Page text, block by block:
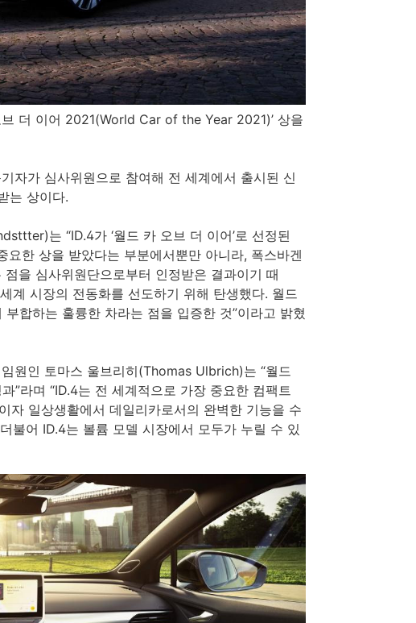
더 이어 2021(World Car of the Year 2021)’ 상을
자가 심사위원으로 참여해 전 세계에서 출시된 신
는 상이다.
는 “ID.4가 ‘월드 카 오브 더 이어’로 선정된
한 상을 받았다는 부분에서뿐만 아니라, 폭스바겐
을 심사위원단으로부터 인정받은 결과이기 때
계 시장의 전동화를 선도하기 위해 탄생했다. 월드
합하는 훌륭한 차라는 점을 입증한 것”이라고 밝혔
원인 토마스 울브리히(Thomas Ulbrich)는 “월드
”라며 “ID.4는 전 세계적으로 가장 중요한 컴팩트
자 일상생활에서 데일리카로서의 완벽한 기능을 수
불어 ID.4는 볼륨 모델 시장에서 모두가 누릴 수 있